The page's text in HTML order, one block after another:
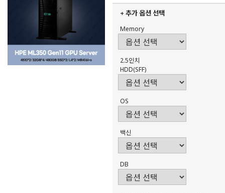
+ 추가 옵션 선택
Memory
2.5인치
HDD(SFF)
OS
백신
DB